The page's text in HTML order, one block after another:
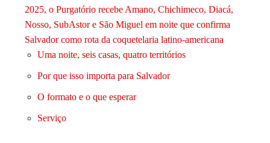
2025, o Purgatório recebe Amano, Chichimeco, Diacá,
Nosso, SubAstor e São Miguel em noite que confirma
Salvador como rota da coquetelaria latino-americana
Uma noite, seis casas, quatro territórios
Por que isso importa para Salvador
O formato e o que esperar
Serviço